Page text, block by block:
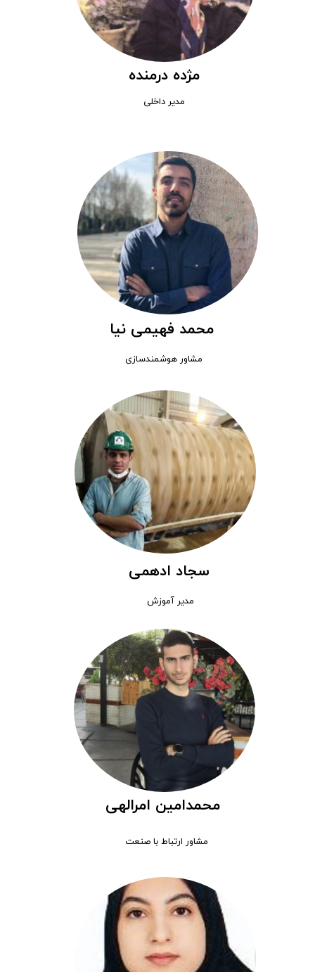
مژده درمنده
مدیر داخلی
مدیر آموزش
سجاد ادهمی
مشاور ارتباط با صنعت
محمدامین امرالهی
مشاور هوشمندسازی
محمد فهیمی نیا